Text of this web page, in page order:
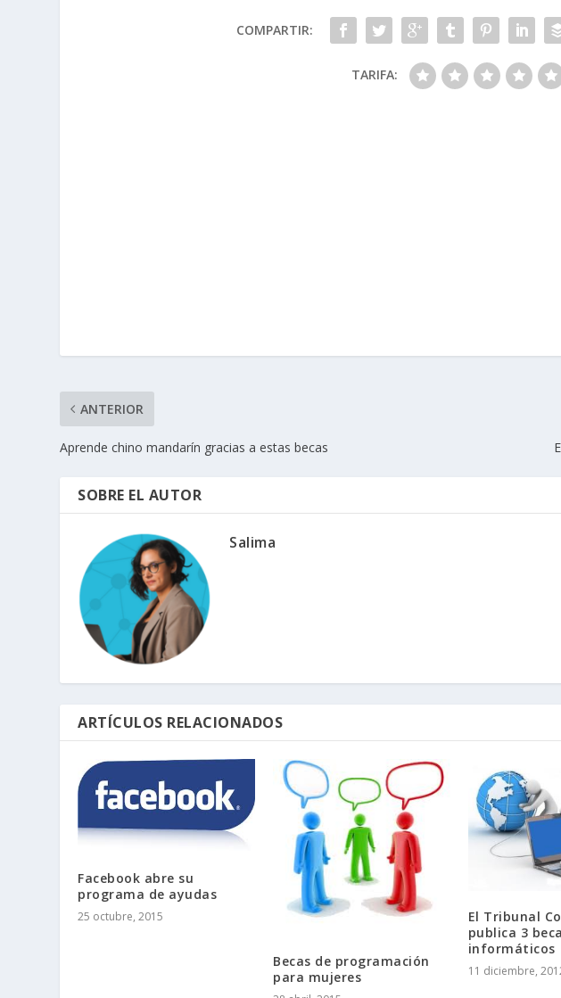
COMPARTIR:
TARIFA:
ANTERIOR
Aprende chino mandarín gracias a estas becas
SOBRE EL AUTOR
Salima
ARTÍCULOS RELACIONADOS
Facebook abre su
programa de ayudas
25 octubre, 2015
Becas de programación
para mujeres
El Tribunal
publica 3
informáticos
11 diciembre,